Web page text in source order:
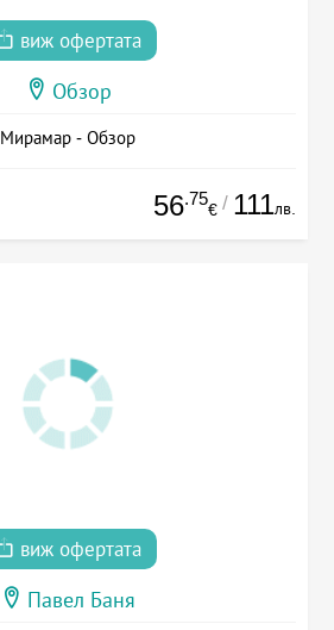
виж офертата
Обзор
Мирамар - Обзор
56.75
€ / 111лв.
виж офертата
Павел Баня